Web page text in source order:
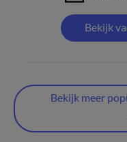
Bekijk
Bekijk meer